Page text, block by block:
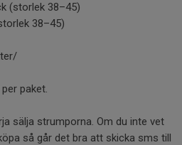
(storlek 38–45)
38–45)
paket.
sälja strumporna. Om du inte vet
så går det bra att skicka sms till